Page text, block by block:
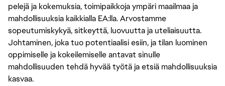
pelejä ja kokemuksia, toimipaikkoja ympäri maailmaa ja
mahdollisuuksia kaikkialla EA:lla. Arvostamme
sopeutumiskykyä, sitkeyttä, luovuutta ja uteliaisuutta.
Johtaminen, joka tuo potentiaalisi esiin, ja tilan luominen
oppimiselle ja kokeilemiselle antavat sinulle
mahdollisuuden tehdä hyvää työtä ja etsiä mahdollisuuksia
kasvaa.